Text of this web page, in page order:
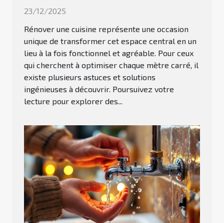
23/12/2025
Rénover une cuisine représente une occasion
unique de transformer cet espace central en un
lieu à la fois fonctionnel et agréable. Pour ceux
qui cherchent à optimiser chaque mètre carré, il
existe plusieurs astuces et solutions
ingénieuses à découvrir. Poursuivez votre
lecture pour explorer des...